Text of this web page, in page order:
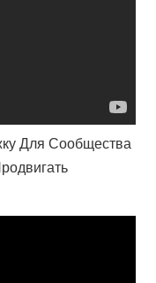
Для Сообщества